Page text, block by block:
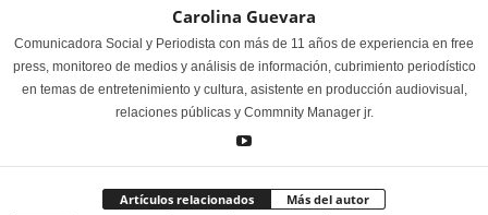
Carolina Guevara
Comunicadora Social y Periodista con más de 11 años de experiencia en free
press, monitoreo de medios y análisis de información, cubrimiento periodístico
en temas de entretenimiento y cultura, asistente en producción audiovisual,
relaciones públicas y Commnity Manager jr.
Artículos relacionados Más del autor